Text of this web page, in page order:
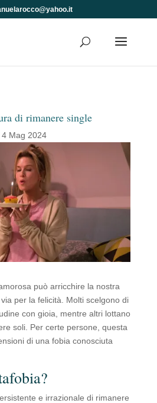
di rimanere single
4 Mag 2024
può arricchire la nostra
per la felicità. Molti scelgono di
con gioia, mentre altri lottano
soli. Per certe persone, questa
di una fobia conosciuta
e irrazionale di rimanere